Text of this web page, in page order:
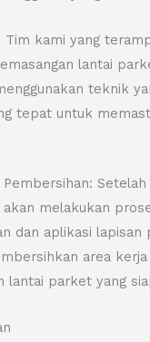
Tim kami yang
lantai
teknik
tepat untuk
Pembersihan:
akan melakukan
dan aplikasi lapisan
area kerja
lantai parket yang